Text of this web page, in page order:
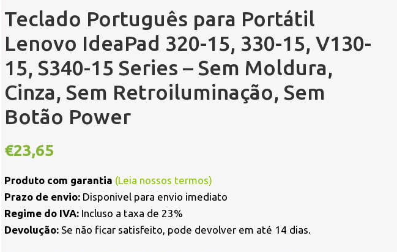
Teclado Português para Portátil
Lenovo IdeaPad 320-15, 330-15, V130-
15, S340-15 Series – Sem Moldura,
Cinza, Sem Retroiluminação, Sem
Botão Power
€23,65
Produto com garantia (Leia nossos termos)
Prazo de envio: Disponivel para envio imediato
Regime do IVA: Incluso a taxa de 23%
Devolução: Se não ficar satisfeito, pode devolver em até 14 dias.